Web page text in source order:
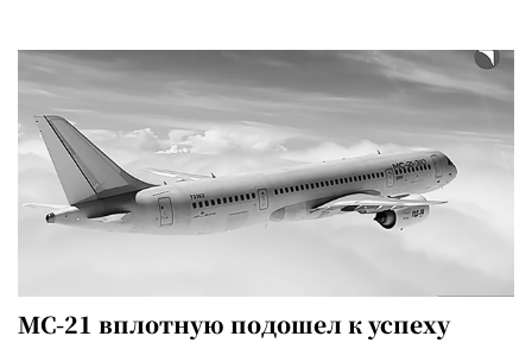
МС-21 вплотную подошел к успеху